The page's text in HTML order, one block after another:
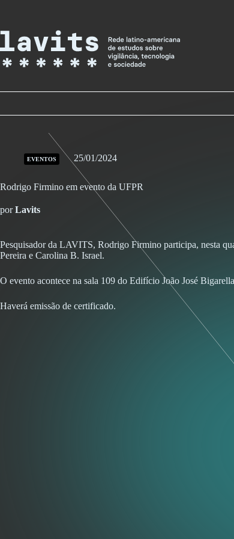
EVENTOS 25/01/2024
Rodrigo Firmino em evento da UFPR
porLavits
Pesquisador da LAVITS, Rodrigo Firmino participa, nesta
Pereira e Carolina B. Israel.
O evento acontece na sala 109 do Edifício João José
Haverá emissão de certificado.